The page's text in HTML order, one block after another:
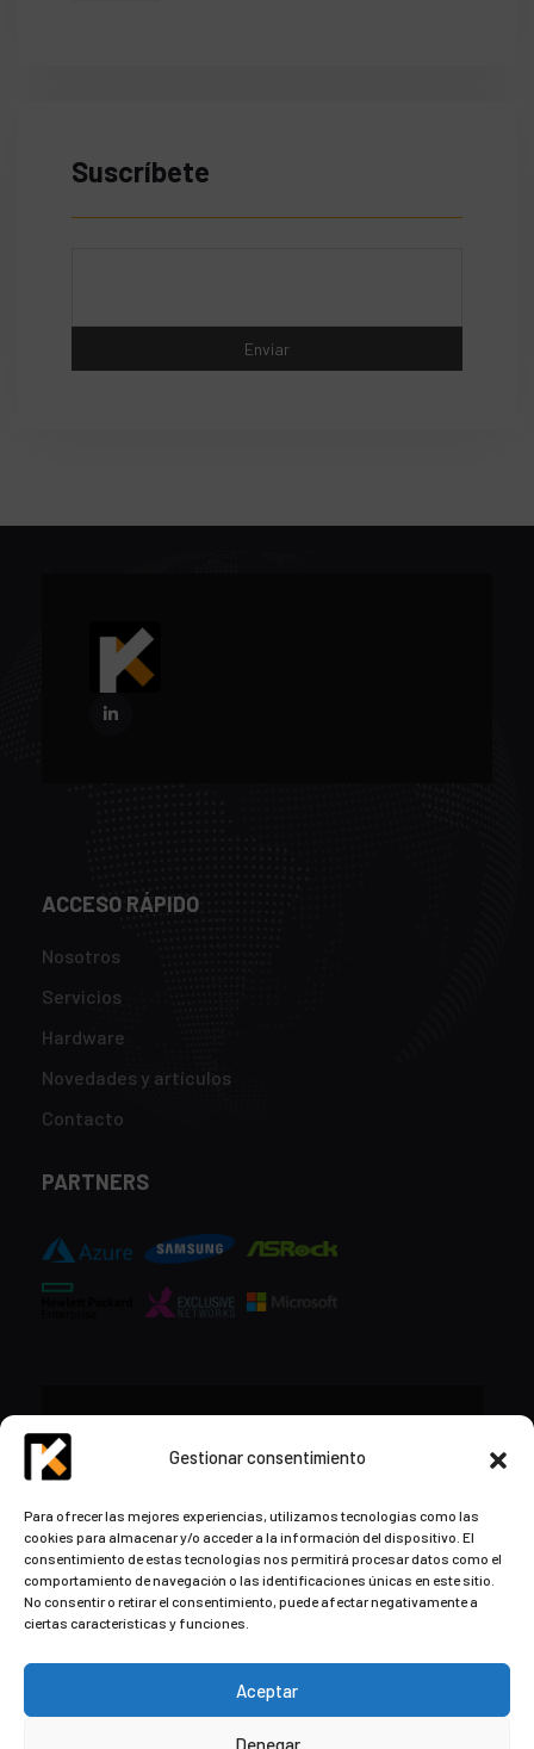
Gestionar consentimiento
Para ofrecer las mejores experiencias, utilizamos tecnologías como las
cookies para almacenar y/o acceder a la información del dispositivo. El
consentimiento de estas tecnologías nos permitirá procesar datos como el
comportamiento de navegación o las identificaciones únicas en este sitio.
No consentir o retirar el consentimiento, puede afectar negativamente a
ciertas características y funciones.
Aceptar
Denegar
Suscríbete
ACCESO RÁPIDO
Nosotros
Servicios
Hardware
Novedades y artículos
Contacto
PARTNERS
contacto@kds.cloud
www.kds.cloud
Plaza Libertad 8Entreplanta, Oficina
3,31004 Pamplona,